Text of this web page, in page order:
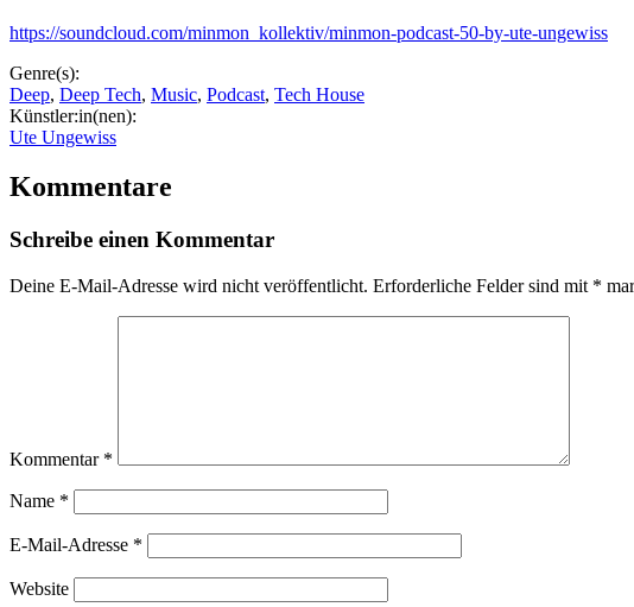
https://soundcloud.com/minmon_kollektiv/minmon-podcast-50-by-ute-ungewiss
Genre(s):
Deep, Deep Tech, Music, Podcast, Tech House
Künstler:in(nen):
Ute Ungewiss
Kommentare
Schreibe einen Kommentar
Deine E-Mail-Adresse wird nicht veröffentlicht. Erforderliche Felder sind mit *
Kommentar *
Name *
E-Mail-Adresse *
Website